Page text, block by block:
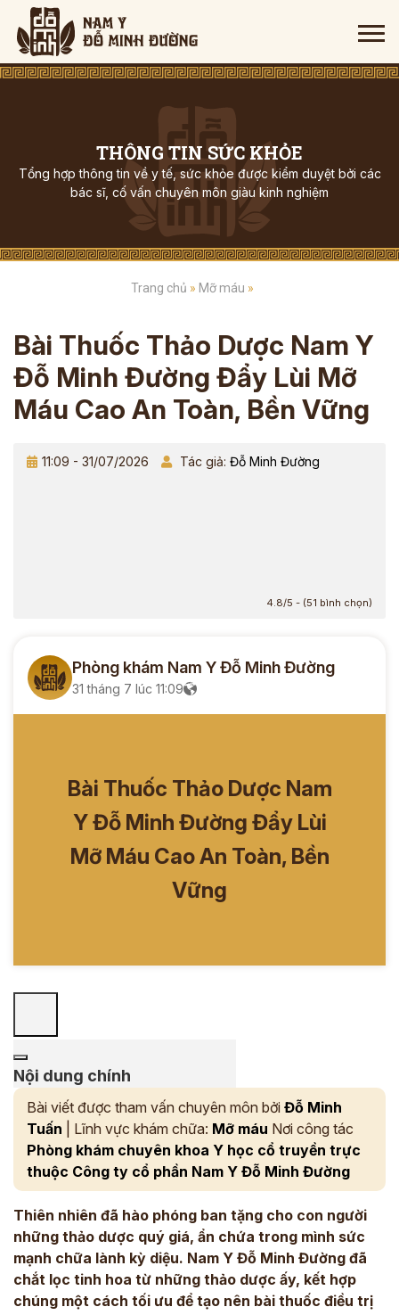
THÔNG TIN SỨC KHỎE
Tổng hợp thông tin về y tế, sức khỏe được kiểm duyệt bởi các
bác sĩ, cố vấn chuyên môn giàu kinh nghiệm
Trang chủ » Mỡ máu »
Bài Thuốc Thảo Dược Nam Y
Đỗ Minh Đường Đẩy Lùi Mỡ
Máu Cao An Toàn, Bền Vững
11:09 - 31/07/2026 Tác giả: Đỗ Minh Đường
4.8/5 - (51 bình chọn)
Phòng khám Nam Y Đỗ Minh Đường
31 tháng 7 lúc 11:09
Bài Thuốc Thảo Dược Nam
Y Đỗ Minh Đường Đẩy Lùi
Mỡ Máu Cao An Toàn, Bền
Vững
Nội dung chính
Bài viết được tham vấn chuyên môn bởi Đỗ Minh
Tuấn | Lĩnh vực khám chữa: Mỡ máu Nơi công tác
Phòng khám chuyên khoa Y học cổ truyền trực
thuộc Công ty cổ phần Nam Y Đỗ Minh Đường
Thiên nhiên đã hào phóng ban tặng cho con người
những thảo dược quý giá, ẩn chứa trong mình sức
mạnh chữa lành kỳ diệu. Nam Y Đỗ Minh Đường đã
chắt lọc tinh hoa từ những thảo dược ấy, kết hợp
chúng một cách tối ưu để tạo nên bài thuốc điều trị